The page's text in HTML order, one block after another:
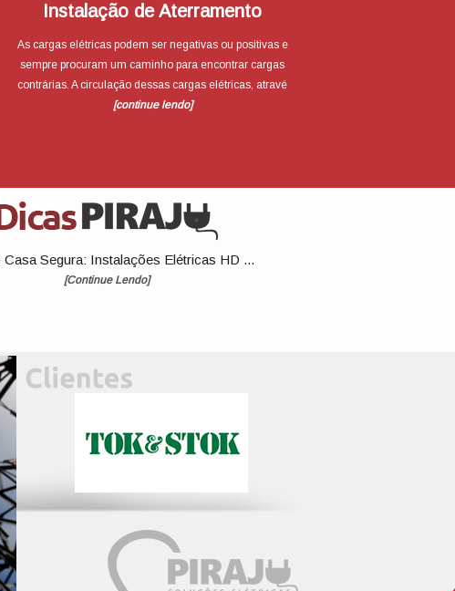
Instalação de Aterramento
As cargas elétricas podem ser negativas ou positivas e
sempre procuram um caminho para encontrar cargas
contrárias. A circulação dessas cargas elétricas, atravé
[continue lendo]
Casa Segura: Instalações Elétricas HD ...
[Continue Lendo]